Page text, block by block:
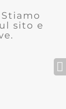
sito e